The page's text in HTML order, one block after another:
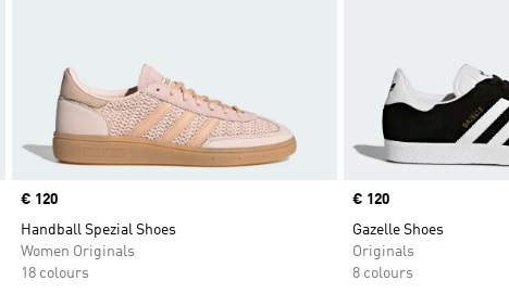
Price
€ 120
Handball Spezial Shoes
Women Originals
18 colours
Price
€ 120
Gazelle Shoes
Originals
8 colours